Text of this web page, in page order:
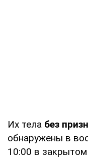
Их тела без
обнаружены в
10:00 в